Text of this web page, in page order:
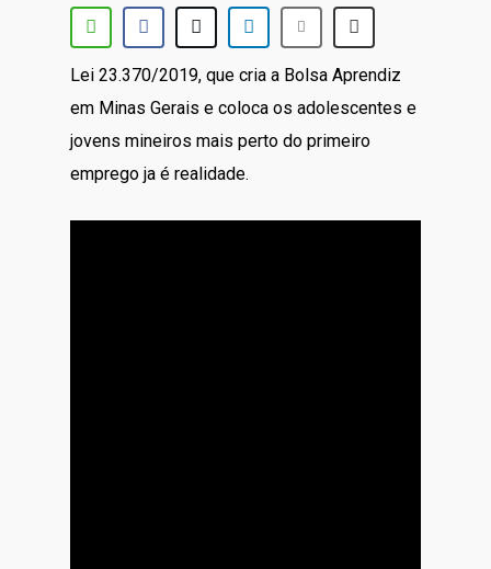
Lei 23.370/2019, que cria a Bolsa Aprendiz
em Minas Gerais e coloca os adolescentes e
jovens mineiros mais perto do primeiro
emprego ja é realidade.